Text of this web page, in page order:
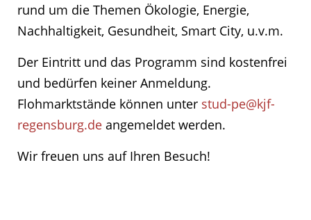
rund um die Themen Ökologie, Energie,
Nachhaltigkeit, Gesundheit, Smart City, u.v.m.
Der Eintritt und das Programm sind kostenfrei
und bedürfen keiner Anmeldung.
Flohmarktstände können unter stud-pe@kjf-
regensburg.de angemeldet werden.
Wir freuen uns auf Ihren Besuch!